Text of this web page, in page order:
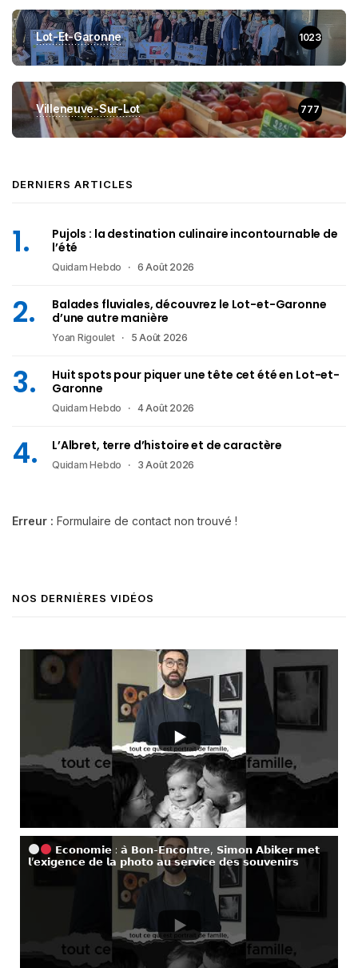
Lot-Et-Garonne 1023
Villeneuve-Sur-Lot 777
DERNIERS ARTICLES
Pujols : la destination culinaire incontournable de
l’été
Quidam Hebdo 6 Août 2026
Balades fluviales, découvrez le Lot-et-Garonne
d’une autre manière
Yoan Rigoulet 5 Août 2026
Huit spots pour piquer une tête cet été en Lot-et-
Garonne
Quidam Hebdo 4 Août 2026
L’Albret, terre d’histoire et de caractère
Quidam Hebdo 3 Août 2026
Erreur : Formulaire de contact non trouvé !
NOS DERNIÈRES VIDÉOS
𝗘𝗰𝗼𝗻𝗼𝗺𝗶𝗲 : 𝗮̀ 𝗕𝗼𝗻-𝗘𝗻𝗰𝗼𝗻𝘁𝗿𝗲, 𝗦𝗶𝗺𝗼𝗻 𝗔𝗯𝗶𝗸𝗲𝗿 𝗺𝗲𝘁
𝗹’𝗲𝘅𝗶𝗴𝗲𝗻𝗰𝗲 𝗱𝗲 𝗹𝗮 𝗽𝗵𝗼𝘁𝗼 𝗮𝘂 𝘀𝗲𝗿𝘃𝗶𝗰𝗲 𝗱𝗲𝘀 𝘀𝗼𝘂𝘃𝗲𝗻𝗶𝗿𝘀